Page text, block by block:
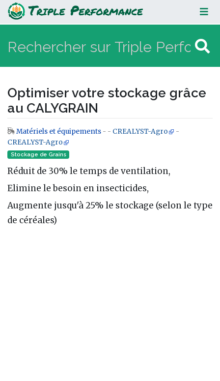
Optimiser votre stockage grâce au
CALYGRAIN
Optimiser votre stockage grâce
au CALYGRAIN
Aller à :navigation,rechercher
Matériels et équipements - - CREALYST-Agro
-
CREALYST-Agro
Stockage de Grains
Réduit de 30% le temps de ventilation,
Elimine le besoin en insecticides,
Augmente jusqu'à 25% le stockage (selon le type
de céréales)